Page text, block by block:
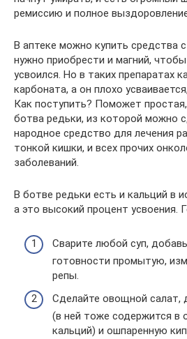
ремиссию и полное
В аптеке можно купить средства
нужно приобрести и магний,
усвоился. Но в таких препаратах
карбоната, а он плохо
Как поступить? Поможет
ботва редьки, из которой можно
народное средство для лечения
тонкой кишки, и всех прочих
заболеваний.
В ботве редьки есть и кальций в
а это высокий процент усвоения.
Сварите любой суп,
готовности промытую,
репы.
Сделайте овощной салат,
(в ней тоже содержится в
кальций) и ошпаренную